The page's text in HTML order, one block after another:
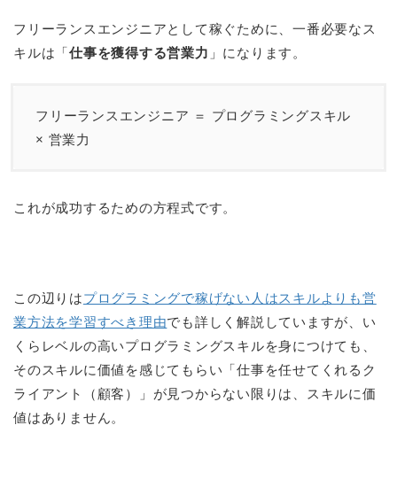
フリーランスエンジニアとして稼ぐために、一番必要なス
キルは「仕事を獲得する営業力 」になります。
フリーランスエンジニア ＝ プログラミングスキル
× 営業力
これが成功するための方程式です。
この辺りはプログラミングで稼げない人はスキルよりも営
業方法を学習すべき理由でも詳しく解説していますが、い
くらレベルの高いプログラミングスキルを身につけても、
そのスキルに価値を感じてもらい「仕事を任せてくれるク
ライアント（顧客）」が見つからない限りは、スキルに価
値はありません。